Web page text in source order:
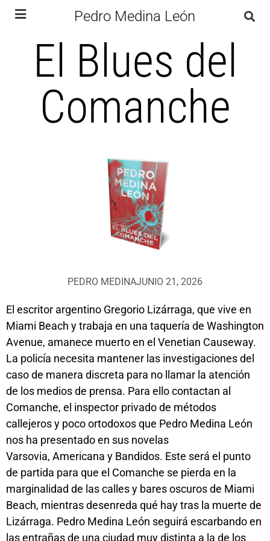
Pedro Medina León
El Blues del
Comanche
PEDRO MEDINAJUNIO 21, 2026
El escritor argentino Gregorio Lizárraga, que vive en
Miami Beach y trabaja en una taquería de Washington
Avenue, amanece muerto en el Venetian Causeway.
La policía necesita mantener las investigaciones del
caso de manera discreta para no llamar la atención
de los medios de prensa. Para ello contactan al
Comanche, el inspector privado de métodos
callejeros y poco ortodoxos que Pedro Medina León
nos ha presentado en sus novelas
Varsovia, Americana y Bandidos. Este será el punto
de partida para que el Comanche se pierda en la
marginalidad de las calles y bares oscuros de Miami
Beach, mientras desenreda qué hay tras la muerte de
Lizárraga. Pedro Medina León seguirá escarbando en
las entrañas de una ciudad muy distinta a la de los